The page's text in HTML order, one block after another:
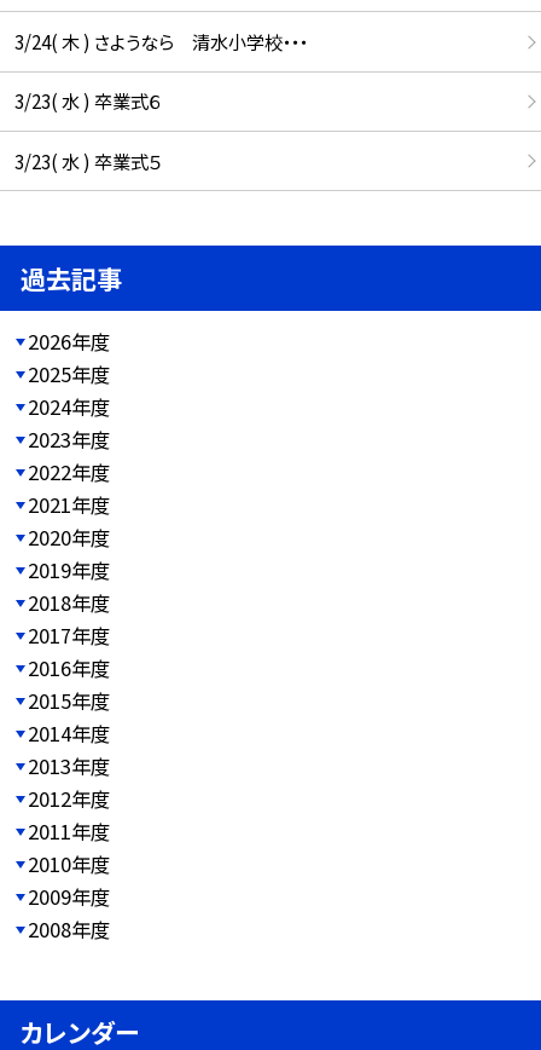
3/24( 木 ) さようなら 清水小学校・・・
3/23( 水 ) 卒業式６
3/23( 水 ) 卒業式５
過去記事
2026年度
2025年度
2024年度
2023年度
2022年度
2021年度
2020年度
2019年度
2018年度
2017年度
2016年度
2015年度
2014年度
2013年度
2012年度
2011年度
2010年度
2009年度
2008年度
カレンダー